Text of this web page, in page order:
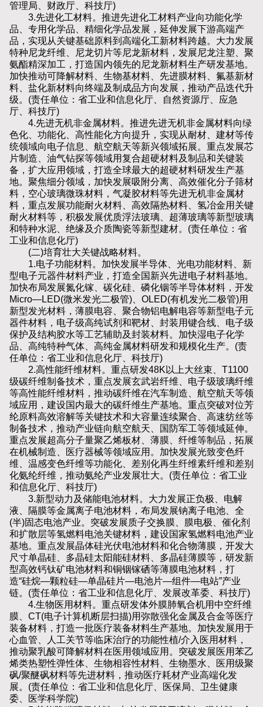
管理局、财政厅、科技厅)
3.先进化工材料。推进先进化工材料产业向功能化学
品、专用化学品、精细化学品发展，延伸发展下游高端产
品，实现从关键基础原料到高端化工新材料跨越。大力发展
特种尼龙纤维、尼龙切片等尼龙新材料，发展尼龙注塑、聚
氨酯精深加工，打造国内领先的尼龙新材料生产研发基地。
加快推动可降解材料、生物基材料、先进膜材料、氟基新材
料、盐化新材料向终端及制成品方向发展，推动产品迭代升
级。(责任单位：省工业和信息化厅、自然资源厅、应急
厅、科技厅)
4.先进无机非金属材料。推进先进无机非金属材料向绿
色化、功能化、高性能化方向提升，实现从耐材、建材等传
统领域向电子信息、航空航天等新兴领域拓展。重点发展芯
片制造、油气钻探等领域用复合超硬材料及制品和关键装
备，扩大应用领域，打造全球最大的超硬材料研发生产基
地。聚焦细分领域，加快发展吸附分离、高效催化分子筛材
料，空心玻璃微珠材料，气凝胶材料等先进无机非金属材
料，重点发展功能耐火材料、高效隔热材料、氢冶金用关键
耐火材料等，积极发展优质浮法玻璃、超薄玻璃等新型玻璃
和特种水泥、绝缘及介质陶瓷等新型建材。(责任单位：省
工业和信息化厅)
(二)培育壮大关键战略材料。
1.电子功能材料。加快发展半导体、光电功能材料、新
型电子元器件材料产业，打造全国新兴先进电子材料基地。
加快布局发展氮化镓、碳化硅、磷化铟等半导体材料，开发
Micro—LED(微米发光二极管)、OLED(有机发光二极管)用
新型发光材料，薄膜电容、聚合物铝电解电容等新型电子元
器件材料，电子级高纯试剂和靶材、封装用键合线、电子级
保护及结构胶水等工艺辅助及封装材料。加快湿电子化学
品、高纯特种气体、高纯金属材料研发和规模化生产。(责
任单位：省工业和信息化厅、科技厅)
2.高性能纤维材料。重点研发48K以上大丝束、T1100
级碳纤维制备技术，重点发展玄武岩纤维、电子级玻璃纤维
等高性能纤维材料，推动碳纤维在汽车制造、航空航天等领
域应用，建设国内最大的碳纤维生产基地。重点突破对位芳
纶原料高效溶解等关键技术和大容量连续聚合、高速纺丝等
制备技术，推动产业链向航空航天、国防军工等领域延伸。
重点发展超高分子量聚乙烯板材、薄膜、纤维等制品，拓展
在机械制造、医疗器械等领域应用。加快发展光致变色纤
维、温感变色纤维等功能化、差别化再生纤维素纤维和差别
化氨纶纤维，推动氨纶产业发展壮大。(责任单位：省工业
和信息化厅、科技厅)
3.新型动力及储能电池材料。大力发展正负极、电解
液、隔膜等金属离子电池材料，布局发展钠离子电池、全
(半)固态电池产业。突破发展质子交换膜、膜电极、催化剂
和扩散层等氢燃料电池关键材料，建设国家氢燃料电池产业
基地。重点发展晶体硅光伏电池材料和化合物薄膜，开发大
尺寸单晶硅、多晶硅太阳能硅材料、多晶硅薄膜等，研发新
型高效钙钛矿电池材料和铜铟镓硒等薄膜电池材料，打
造“硅烷—颗粒硅—单晶硅片—电池片—组件—电站”产业
链。(责任单位：省工业和信息化厅、发展改革委、科技厅)
4.生物医用材料。重点研发体外膜肺氧合机用中空纤维
膜、CT(电子计算机断层扫描)用弥散强化金属及合金等医疗
装备材料，打造一批医疗装备材料生产基地。加快发展用于
心血管、人工关节等临床治疗的功能性植/介入医用材料，
推动聚乳酸可降解材料在医用领域应用。突破发展医用苯乙
烯类热塑性弹性体、生物相容性材料、生物墨水、医用级聚
砜/聚醚砜材料等先进材料，推动医疗耗材产业高端化发
展。(责任单位：省工业和信息化厅、医保局、卫生健康
委、医学科学院)